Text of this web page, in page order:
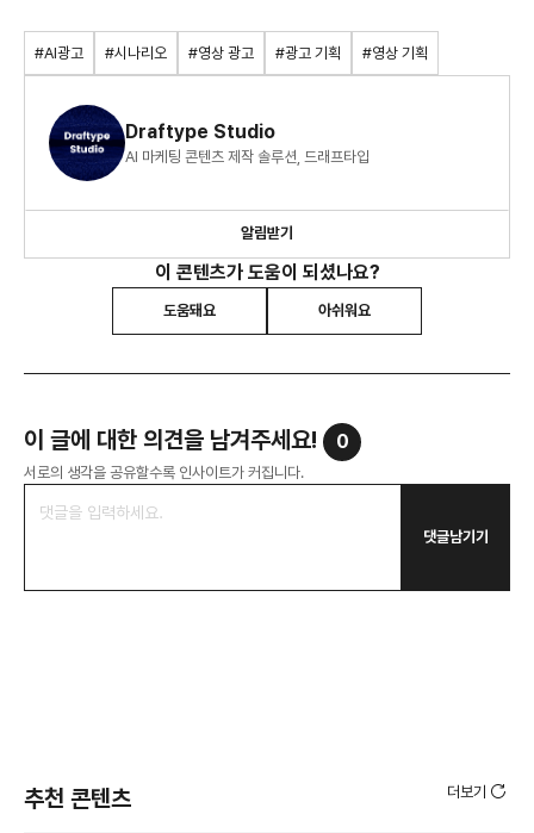
#AI광고 #시나리오 #영상 광고 #광고 기획 #영상 기획
Draftype Studio
AI 마케팅 콘텐츠 제작 솔루션, 드래프타입
알림받기
이 콘텐츠가 도움이 되셨나요?
도움돼요 아쉬워요
이 글에 대한 의견을 남겨주세요! 0
서로의 생각을 공유할수록 인사이트가 커집니다.
댓글남기기
추천 콘텐츠 더보기